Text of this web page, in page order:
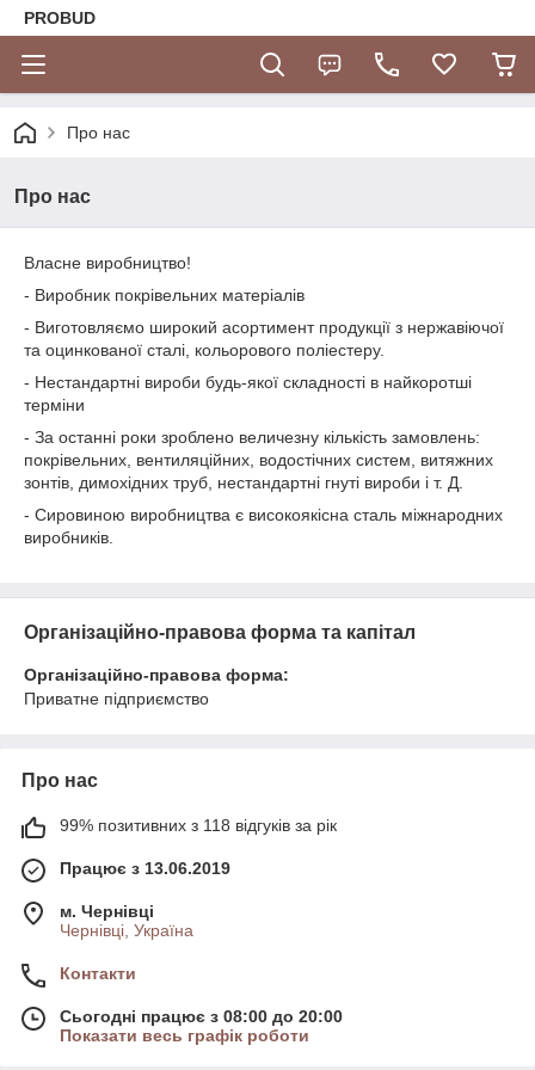
PROBUD
Про нас
Про нас
Власне виробництво!
- Виробник покрівельних матеріалів
- Виготовляємо широкий асортимент продукції з нержавіючої
та оцинкованої сталі, кольорового поліестеру.
- Нестандартні вироби будь-якої складності в найкоротші
терміни
- За останні роки зроблено величезну кількість замовлень:
покрівельних, вентиляційних, водостічних систем, витяжних
зонтів, димохідних труб, нестандартні гнуті вироби і т. Д.
- Сировиною виробництва є високоякісна сталь міжнародних
виробників.
Організаційно-правова форма та капітал
Організаційно-правова форма:
Приватне підприємство
Про нас
99% позитивних з 118 відгуків за рік
Працює з 13.06.2019
м. Чернівці
Чернівці, Україна
Контакти
Сьогодні працює з 08:00 до 20:00
Показати весь графік роботи